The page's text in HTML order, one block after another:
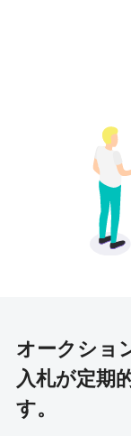
オークショ
入札が定期
す。